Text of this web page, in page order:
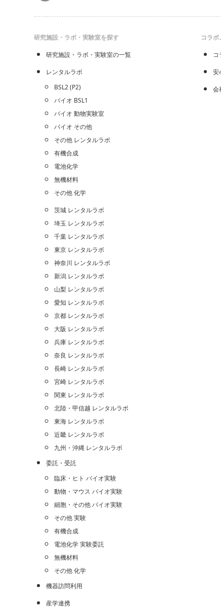
研究施設・ラボ・実験室を探す
研究施設・ラボ・実験室の一覧
レンタルラボ
BSL2 (P2)
バイオ BSL1
バイオ 動物実験室
バイオ その他
その他 レンタルラボ
有機合成
電池化学
無機材料
その他 化学
茨城 レンタルラボ
埼玉 レンタルラボ
千葉 レンタルラボ
東京 レンタルラボ
神奈川 レンタルラボ
新潟 レンタルラボ
山梨 レンタルラボ
愛知 レンタルラボ
京都 レンタルラボ
大阪 レンタルラボ
兵庫 レンタルラボ
奈良 レンタルラボ
長崎 レンタルラボ
宮崎 レンタルラボ
関東 レンタルラボ
北陸・甲信越 レンタルラボ
東海 レンタルラボ
近畿 レンタルラボ
九州・沖縄 レンタルラボ
委託・受託
臨床・ヒト バイオ実験
動物・マウス バイオ実験
細胞・その他 バイオ実験
その他 実験
有機合成
電池化学 実験委託
無機材料
その他 化学
機器訪問利用
産学連携
コラ
コ
安
会